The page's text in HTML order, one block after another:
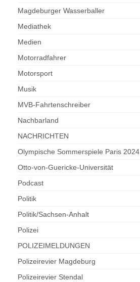
Magdeburger Wasserballer
Mediathek
Medien
Motorradfahrer
Motorsport
Musik
MVB-Fahrtenschreiber
Nachbarland
NACHRICHTEN
Olympische Sommerspiele Paris 2024
Otto-von-Guericke-Universität
Podcast
Politik
Politik/Sachsen-Anhalt
Polizei
POLIZEIMELDUNGEN
Polizeirevier Magdeburg
Polizeirevier Stendal